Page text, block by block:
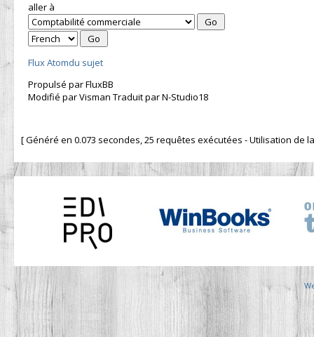
aller à
Flux Atomdu sujet
Propulsé par FluxBB
Modifié par Visman Traduit par N-Studio18
[ Généré en 0.073 secondes, 25 requêtes exécutées - Utilisation de la